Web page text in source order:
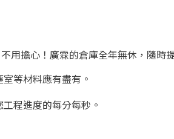
用擔心！廣霖的倉庫全年無休，隨時
等材料應有盡有。
程進度的每分每秒。